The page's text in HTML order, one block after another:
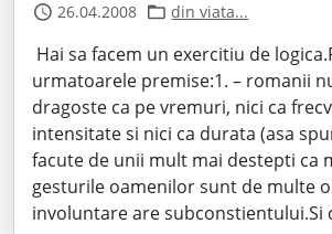
26.04.2008 din viata...
Hai sa facem un exercitiu de
urmatoarele premise:1. – romanii
dragoste ca pe vremuri, nici ca
intensitate si nici ca durata (asa
facute de unii mult mai destepti ca
gesturile oamenilor sunt de multe
involuntare are subconstientului.Si